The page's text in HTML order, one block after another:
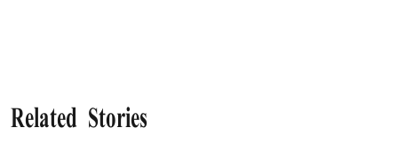
Related Stories